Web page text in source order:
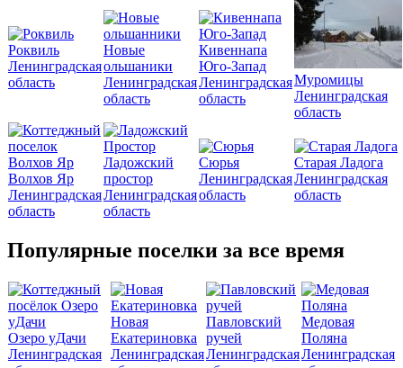
Роквиль
Ленинградская
область
Новые
ольшаники
Ленинградская
область
Кивеннапа
Юго-Запад
Ленинградская
область
Муромицы
Ленинградская
область
Волхов Яр
Ленинградская
область
Ладожский
простор
Ленинградская
область
Сюрья
Ленинградская
область
Старая Ладога
Ленинградская
область
Популярные поселки за все время
Озеро уДачи
Ленинградская
Новая
Екатериновка
Ленинградская
Павловский
ручей
Ленинградская
Медовая
Поляна
Ленинградская